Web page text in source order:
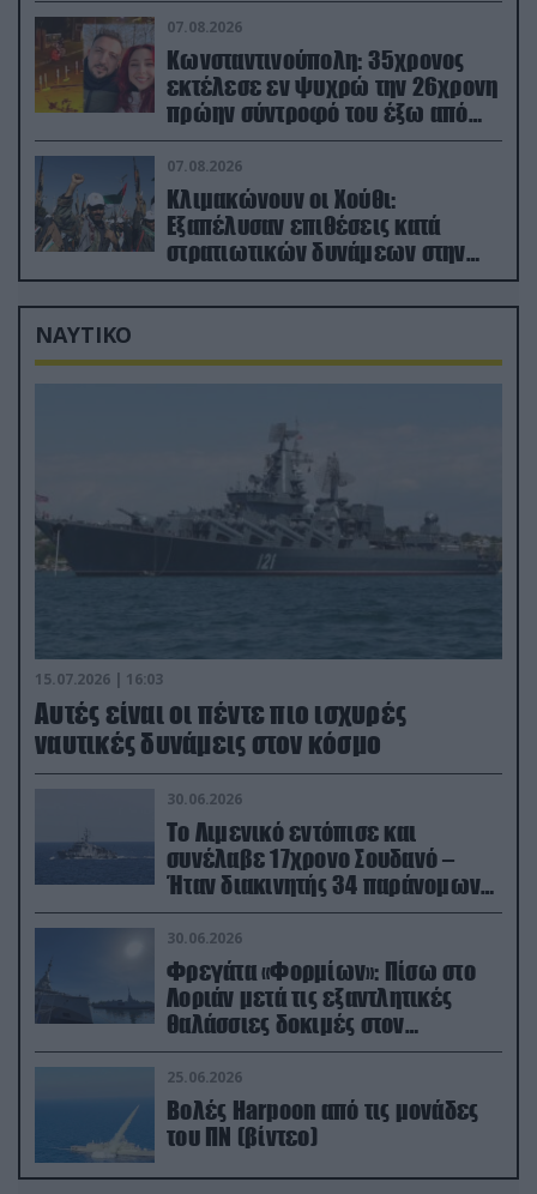
07.08.2026
Κωνσταντινούπολη: 35χρονος
εκτέλεσε εν ψυχρώ την 26χρονη
πρώην σύντροφό του έξω από
φαρμακείο (βίντεο)
07.08.2026
Κλιμακώνουν οι Χούθι:
Eξαπέλυσαν επιθέσεις κατά
στρατιωτικών δυνάμεων στην
Υεμένη – Πλήγματα & στη
Σαουδική Αραβία!
ΝΑΥΤΙΚΟ
15.07.2026 | 16:03
Aυτές είναι οι πέντε πιο ισχυρές
ναυτικές δυνάμεις στον κόσμο
30.06.2026
Το Λιμενικό εντόπισε και
συνέλαβε 17χρονο Σουδανό –
Ήταν διακινητής 34 παράνομων
μεταναστών
30.06.2026
Φρεγάτα «Φορμίων»: Πίσω στο
Λοριάν μετά τις εξαντλητικές
θαλάσσιες δοκιμές στον
απαιτητικό Βισκαϊκό
25.06.2026
Βολές Harpoon από τις μονάδες
του ΠΝ (βίντεο)